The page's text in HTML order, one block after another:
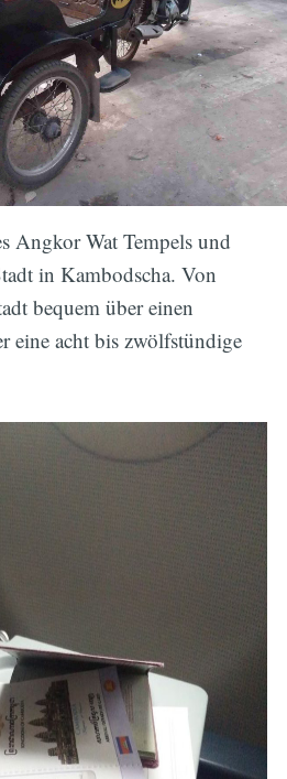
Angkor Wat Tempels und
in Kambodscha. Von
bequem über einen
eine acht bis zwölfstündige